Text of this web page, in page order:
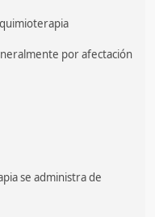
por afectación
se administra de